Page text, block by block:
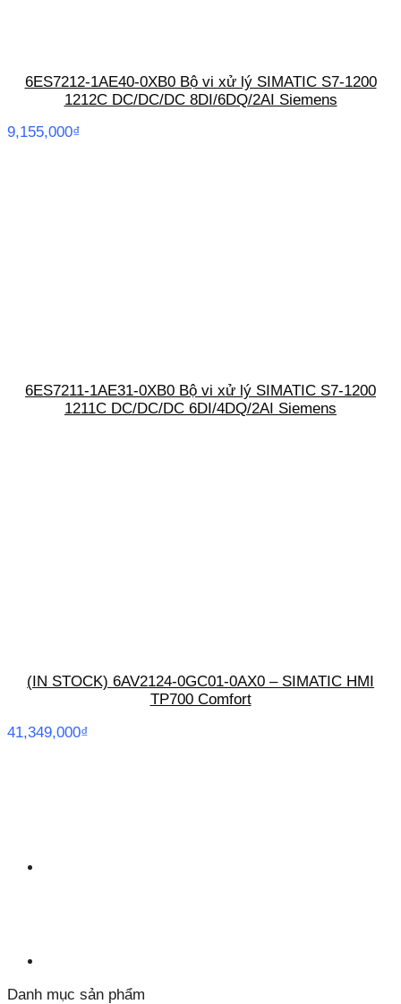
6ES7212-1AE40-0XB0 Bộ vi xử lý SIMATIC S7-1200
1212C DC/DC/DC 8DI/6DQ/2AI Siemens
9,155,000₫
6ES7211-1AE31-0XB0 Bộ vi xử lý SIMATIC S7-1200
1211C DC/DC/DC 6DI/4DQ/2AI Siemens
(IN STOCK) 6AV2124-0GC01-0AX0 – SIMATIC HMI
TP700 Comfort
41,349,000₫
Danh mục sản phẩm